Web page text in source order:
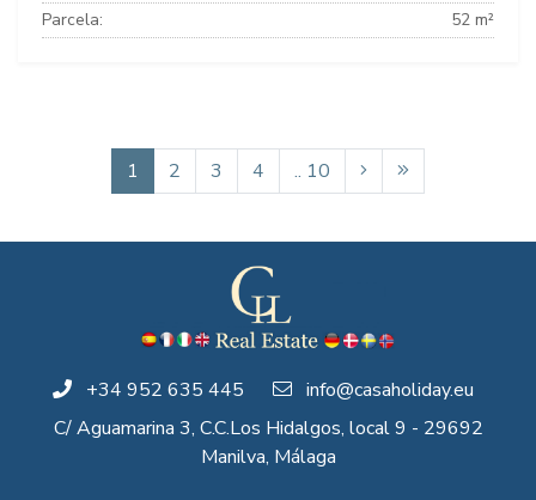
Parcela:
52 m²
1 2 3 4 .. 10
+34 952 635 445
info@casaholiday.eu
C/ Aguamarina 3, C.C.Los Hidalgos, local 9 - 29692
Manilva, Málaga